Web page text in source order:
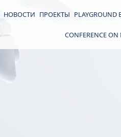
НОВОСТИ ПРОЕКТЫ PLAYGROUND
CONFERENCE